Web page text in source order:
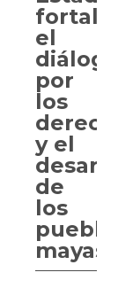
el
diálogo
por
los
y el
de
los
pueblos
mayas